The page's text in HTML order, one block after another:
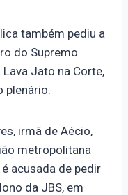
também pediu a
do Supremo
Lava Jato na Corte,
plenário.
irmã de Aécio,
metropolitana
acusada de pedir
da JBS, em